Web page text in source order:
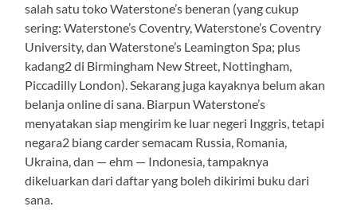
salah satu toko Waterstone’s beneran (yang cukup
sering: Waterstone’s Coventry, Waterstone’s Coventry
University, dan Waterstone’s Leamington Spa; plus
kadang2 di Birmingham New Street, Nottingham,
Piccadilly London). Sekarang juga kayaknya belum akan
belanja online di sana. Biarpun Waterstone’s
menyatakan siap mengirim ke luar negeri Inggris, tetapi
negara2 biang carder semacam Russia, Romania,
Ukraina, dan — ehm — Indonesia, tampaknya
dikeluarkan dari daftar yang boleh dikirimi buku dari
sana.